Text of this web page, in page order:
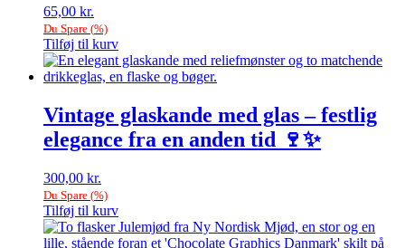
65,00 kr.
Du Spare (%)
Tilføj til kurv
Vintage glaskande med glas – festlig
elegance fra en anden tid 🍷✨
300,00 kr.
Du Spare (%)
Tilføj til kurv